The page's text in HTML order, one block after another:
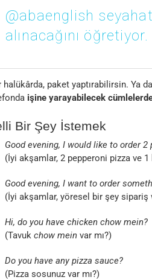
@abaenglish
alınacağını öğretiyor.
halükârda, paket yaptırabilirsin. Ya
işine yarayabilecek
Bir Şey İstemek
Good evening, I would like to order
(İyi akşamlar, 2 pepperoni pizza ve
Good evening, I want to order
(İyi akşamlar, yöresel bir şey
Hi, do you have chicken chow mein?
(Tavuk chow mein var mı?)
Do you have any pizza sauce?
(Pizza sosunuz var mı?)